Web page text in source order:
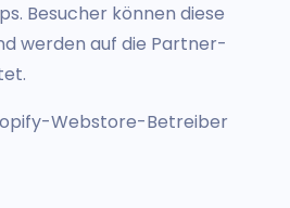
Besucher können diese
werden auf die Partner-
Webstore-Betreiber